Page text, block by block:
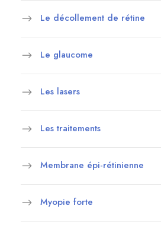
Le décollement de rétine
Le glaucome
Les lasers
Les traitements
Membrane épi-rétinienne
Myopie forte